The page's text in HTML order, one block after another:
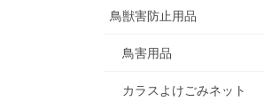
鳥獣害防止用品
鳥害用品
カラスよけごみネット